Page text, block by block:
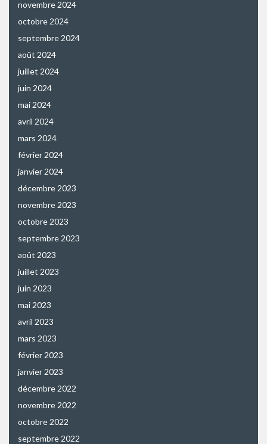
novembre 2024
octobre 2024
septembre 2024
août 2024
juillet 2024
juin 2024
mai 2024
avril 2024
mars 2024
février 2024
janvier 2024
décembre 2023
novembre 2023
octobre 2023
septembre 2023
août 2023
juillet 2023
juin 2023
mai 2023
avril 2023
mars 2023
février 2023
janvier 2023
décembre 2022
novembre 2022
octobre 2022
septembre 2022